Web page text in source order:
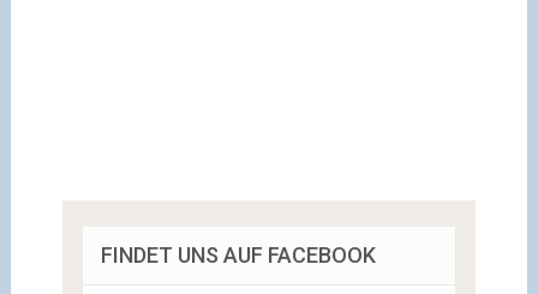
FINDET UNS AUF FACEBOOK